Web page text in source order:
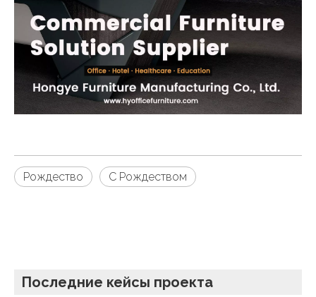
Рождество С Рождеством
Последние кейсы проекта